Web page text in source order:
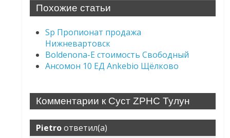
Похожие статьи
Sp Пропионат продажа
Нижневартовск
Boldenona-E стоимость Свободный
Ансомон 10 ЕД Ankebio Щёлково
Комментарии к Суст ZPHC Тулун
Pietroответил(а)